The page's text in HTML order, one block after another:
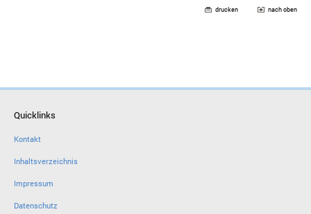
drucken nach oben
Quicklinks
Kontakt
Inhaltsverzeichnis
Impressum
Datenschutz